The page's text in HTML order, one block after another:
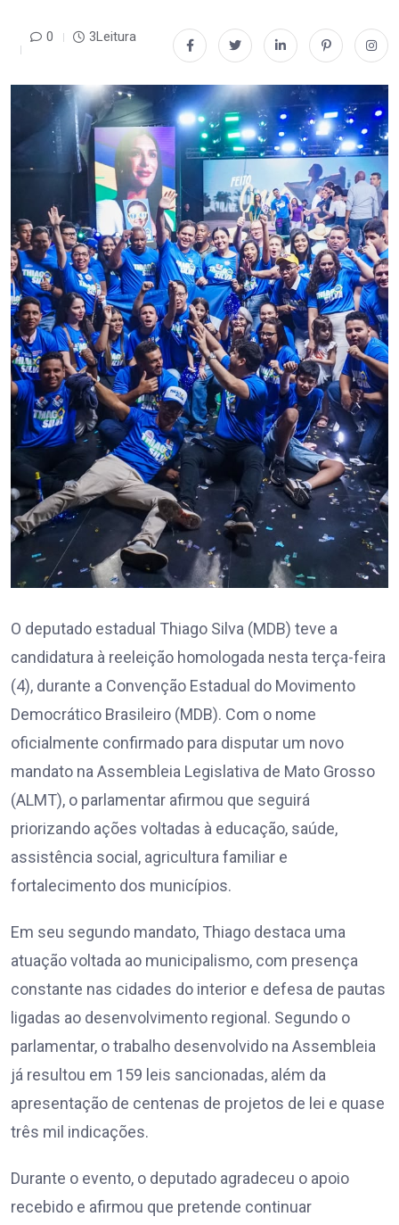
0 3Leitura
O deputado estadual Thiago Silva (MDB) teve a
candidatura à reeleição homologada nesta terça-feira
(4), durante a Convenção Estadual do Movimento
Democrático Brasileiro (MDB). Com o nome
oficialmente confirmado para disputar um novo
mandato na Assembleia Legislativa de Mato Grosso
(ALMT), o parlamentar afirmou que seguirá
priorizando ações voltadas à educação, saúde,
assistência social, agricultura familiar e
fortalecimento dos municípios.
Em seu segundo mandato, Thiago destaca uma
atuação voltada ao municipalismo, com presença
constante nas cidades do interior e defesa de pautas
ligadas ao desenvolvimento regional. Segundo o
parlamentar, o trabalho desenvolvido na Assembleia
já resultou em 159 leis sancionadas, além da
apresentação de centenas de projetos de lei e quase
três mil indicações.
Durante o evento, o deputado agradeceu o apoio
recebido e afirmou que pretende continuar